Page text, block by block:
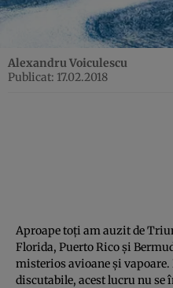
Alexandru Voiculescu
Publicat: 17.02.2018
Aproape toţi am auzit de
Florida, Puerto Rico şi
misterios avioane şi
discutabile, acest lucru nu se